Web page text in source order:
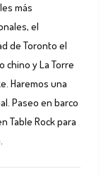
más
el
de Toronto el
chino y La Torre
Haremos una
Paseo en barco
Table Rock para